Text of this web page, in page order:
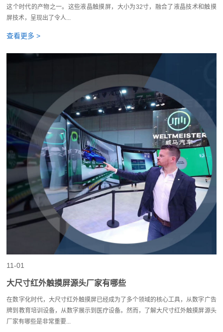
这个时代的产物之一。这些液晶触摸屏，大小为32寸，融合了液晶技术和触摸
屏技术，呈现出了令人...
查看更多 >
11-01
大尺寸红外触摸屏源头厂家有哪些
在数字化时代，大尺寸红外触摸屏已经成为了多个领域的核心工具，从数字广告
牌到教育培训设备，从数字展示到医疗设备。然而，了解大尺寸红外触摸屏源头
厂家有哪些是非常重要...